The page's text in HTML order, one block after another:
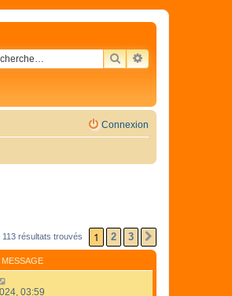
RECHERCHER
RECHERCHE
Connexion
113 résultats trouvés 1 2 3
03:59